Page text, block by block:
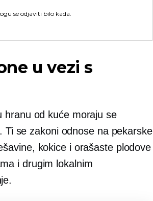
se odjaviti bilo kada.
u vezi s
hranu od kuće moraju se
Ti se zakoni odnose na pekarske
kokice i orašaste plodove
i drugim lokalnim